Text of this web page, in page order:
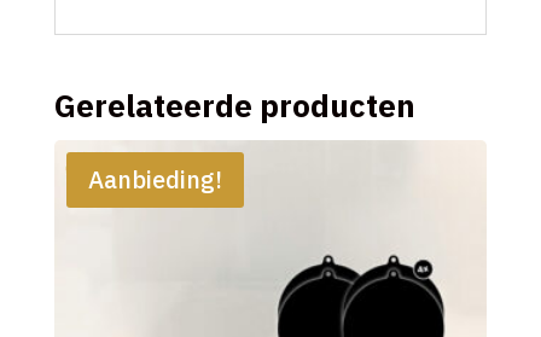
Gerelateerde producten
Aanbieding!